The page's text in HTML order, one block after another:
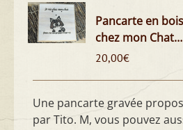
Pancarte en
chez mon
20,00€
Une pancarte gravée
par Tito. M, vous pouvez